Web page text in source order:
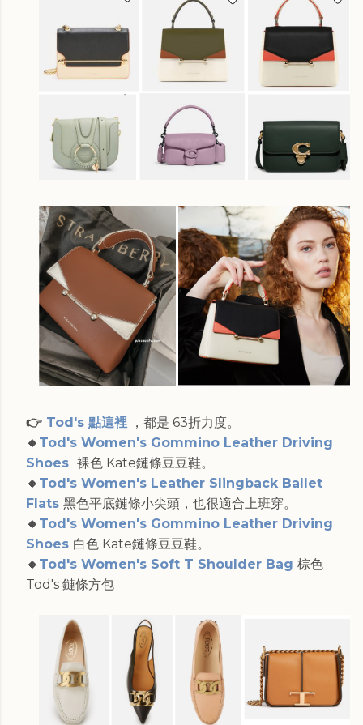
👉 Tod's 點這裡 ，都是 63折力度。
🔸 Tod's Women's Gommino Leather Driving
Shoes 裸色 Kate鏈條豆豆鞋。
🔸 Tod's Women's Leather Slingback Ballet
Flats 黑色平底鏈條小尖頭，也很適合上班穿。
🔸 Tod's Women's Gommino Leather Driving
Shoes 白色 Kate鏈條豆豆鞋。
🔸 Tod's Women's Soft T Shoulder Bag 棕色
Tod's 鏈條方包